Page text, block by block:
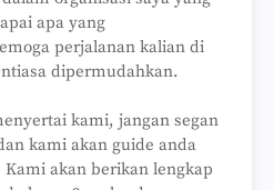
apa yang
perjalanan kalian di
dipermudahkan.
kami, jangan segan
kami akan guide anda
akan berikan lengkap